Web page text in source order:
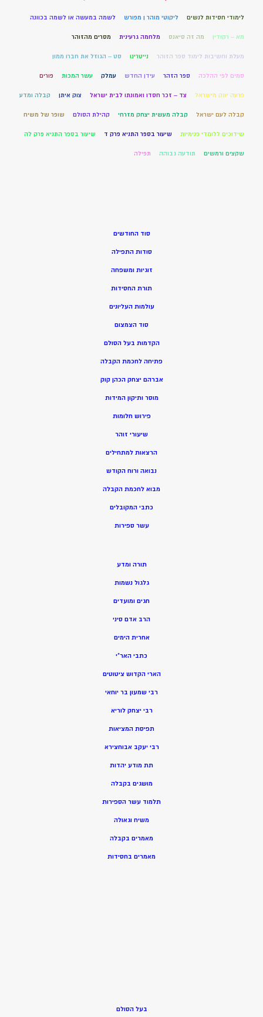
לימודי חסידות לנשים ליקוטי מוהר ן מפורש לשמה במעשה או לשמה בכוונה
מא – רקודין מה זה סיאנס מלחמה גרעינית מסרים מהזוהר
מעלת וחשיבות לימוד ספר הזוהר נייטרינו סט – הגוזל את חברו ממון
סמים לפי ההלכה ספר הזהר עידן החדש עמלק עשר המכות פורים
פרעה יונק מישראל צד – זכר חסדו ואמונתו לבית ישראל צוק איתן קבלה ומדע
קבלה לעם ישראל קבלה מעשית יצחק מזרחי קהילת הסולם שופר של משיח
שידוכים ללומדי פנימיות שיעור בספר התניא פרק ד שיעור בספר התניא פרק לה
שקצים ורמשים תודעה גבוהה תפילה
סוד החודשים
סודות התפילה
זוגיות ומשפחה
תורת החסידות
עולמות העליונים
סוד הצמצום
הקדמות בעל הסולם
פתיחה לחכמת הקבלה
אברהם יצחק הכהן קוק
מוסר ותיקון המידות
פירוש חלומות
שיעורי זוהר
הרצאות למתחילים
נבואה ורוח הקודש
מבוא לחכמת הקבלה
כתבי המקובלים
עשר ספירות
תורה ומדע
גלגול נשמות
חגים ומועדים
הרב אדם סיני
אחרית הימים
כתבי האר”י
הארי הקדוש ציטוטים
רבי שמעון בר יוחאי
רבי יצחק לוריא
תפיסת המציאות
רבי יעקב אבוחצירא
תת מודע יהדות
מושגים בקבלה
תלמוד עשר הספירות
משיח וגאולה
מאמרים בקבלה
מאמרים בחסידות
בעל הסולם